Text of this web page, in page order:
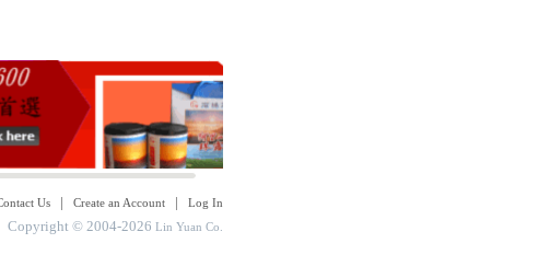
Us| Create an Account| Log In
Copyright © 2004-2026 Lin Yuan Co.